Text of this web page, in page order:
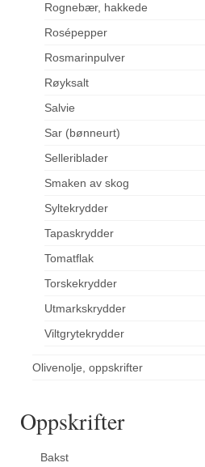
Rognebær, hakkede
Rosépepper
Rosmarinpulver
Røyksalt
Salvie
Sar (bønneurt)
Selleriblader
Smaken av skog
Syltekrydder
Tapaskrydder
Tomatflak
Torskekrydder
Utmarkskrydder
Viltgrytekrydder
Olivenolje, oppskrifter
Oppskrifter
Bakst